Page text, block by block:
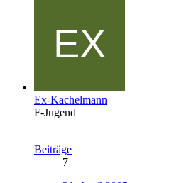
Ex-Kachelmann
F-Jugend
Beiträge
7